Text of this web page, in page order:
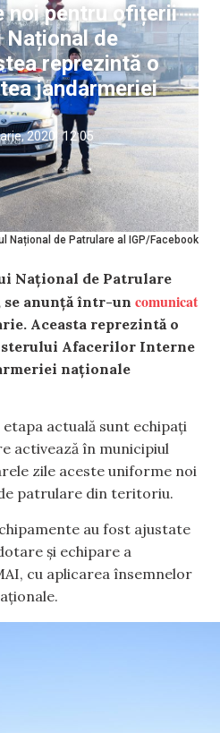
Național de Patrulare al IGP/Facebook
noi pentru ofițerii
de
reprezintă o
jandarmeriei
2020 12:05
Național de Patrulare
se anunță într-un comunicat
Aceasta reprezintă o
Afacerilor Interne
naționale
actuală sunt echipați
activează în municipiul
zile aceste uniforme noi
patrulare din teritoriu.
au fost ajustate
și echipare a
cu aplicarea însemnelor